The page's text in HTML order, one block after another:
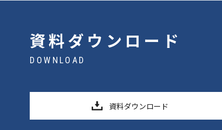
資料ダウンロード
DOWNLOAD
資料ダウンロード